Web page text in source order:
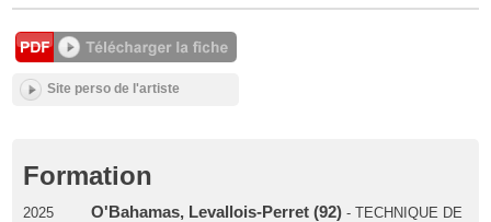
Site perso de l'artiste
Formation
2025 O'Bahamas, Levallois-Perret (92)- TECHNIQUE DE